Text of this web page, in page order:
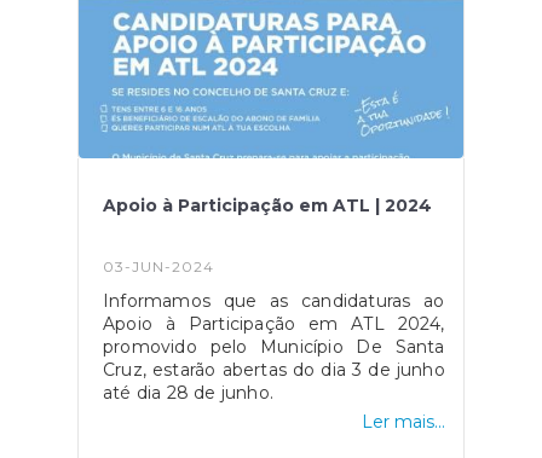
Apoio à Participação em ATL | 2024
03-JUN-2024
Informamos que as candidaturas ao
Apoio à Participação em ATL 2024,
promovido pelo Município De Santa
Cruz, estarão abertas do dia 3 de junho
até dia 28 de junho.
Ler mais...